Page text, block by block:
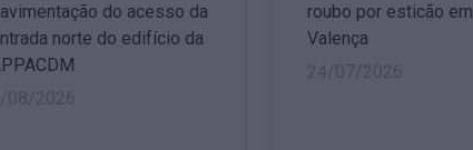
do acesso da
norte do edifício da
roubo por esticão em
Valença